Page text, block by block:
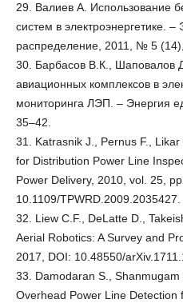
29. Валиев А. Использование
систем в электроэнергетике.
распределение, 2011, № 5
30. Барбасов В.К., Шаповалов
авиационных комплексов в
мониторинга ЛЭП. – Энергия
35–42.
31. Katrasnik J., Pernus F.,
for Distribution Power Line
Power Delivery, 2010, vol. 25,
10.1109/TPWRD.2009.2035427.
32. Liew C.F., DeLatte D.,
Aerial Robotics: A Survey and
2017, DOI: 10.48550/
33. Damodaran S., Shanmugam
Overhead Power Line Detection